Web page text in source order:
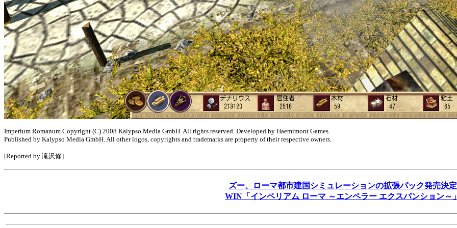
Imperium Romanum Copyright (C) 2008 Kalypso Media GmbH. All rights reserved. Developed by Haemimont Games.
Published by Kalypso Media GmbH. All other logos, copyrights and trademarks are property of their respective owners.
[Reported by 滝沢修]
ズー、ローマ都市建国シミュレーションの拡張パック発売決定
WIN「インペリアム ローマ ～エンペラー エクスパンション～